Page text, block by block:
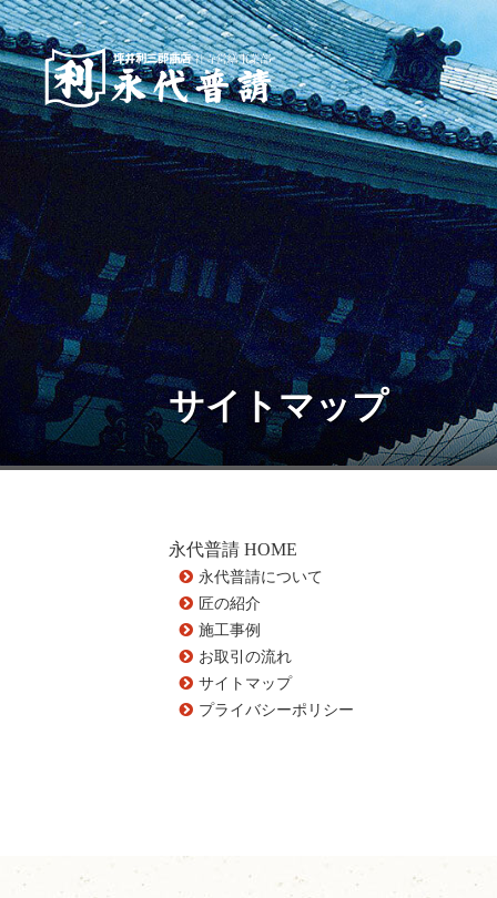
サイトマップ
永代普請 HOME
永代普請について
匠の紹介
施工事例
お取引の流れ
サイトマップ
プライバシーポリシー